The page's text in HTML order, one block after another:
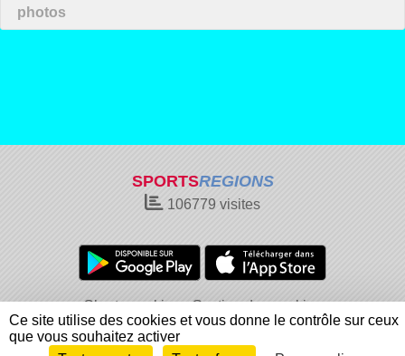
photos
SPORTSREGIONS
106779 visites
Charte cookies
Gestion des cookies
Informations légales
Signaler un contenu inapproprié
Ce site utilise des cookies et vous donne le contrôle sur ceux
que vous souhaitez activer